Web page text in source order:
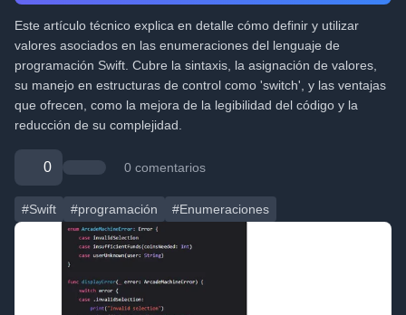
Este artículo técnico explica en detalle cómo definir y utilizar
valores asociados en las enumeraciones del lenguaje de
programación Swift. Cubre la sintaxis, la asignación de valores,
su manejo en estructuras de control como 'switch', y las ventajas
que ofrecen, como la mejora de la legibilidad del código y la
reducción de su complejidad.
0 0 comentarios
#Swift #programación #Enumeraciones